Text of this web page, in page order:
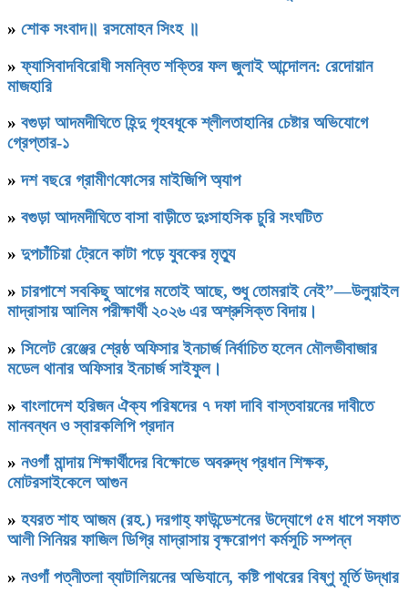
» শোক সংবাদ॥ রসমোহন সিংহ ॥
»ফ্যাসিবাদবিরোধী সমন্বিত শক্তির ফল জুলাই আন্দোলন: রেদোয়ান
মাজহারি
» বগুড়া আদমদীঘিতে হিন্দু গৃহবধূকে শ্লীলতাহানির চেষ্টার অভিযোগে
গ্রেপ্তার-১
»দশ বছ‌রে গ্রামীণ‌ফো‌সের মাইজিপি অ্যাপ
» বগুড়া আদমদীঘিতে বাসা বাড়ীতে দুঃসাহসিক চুরি সংঘটিত
» দুপচাঁচিয়া ট্রেনে কাটা পড়ে যুবকের মৃত্যু
» চারপাশে সবকিছু আগের মতোই আছে, শুধু তোমরাই নেই”—উলুয়াইল
মাদ্রাসায় আলিম পরীক্ষার্থী ২০২৬ এর অশ্রুসিক্ত বিদায়।
» সিলেট রেঞ্জের শ্রেষ্ঠ অফিসার ইনচার্জ নির্বাচিত হলেন মৌলভীবাজার
মডেল থানার অফিসার ইনচার্জ সাইফুল।
» বাংলাদেশ হরিজন ঐক্য পরিষদের ৭ দফা দাবি বাস্তবায়নের দাবীতে
মানবন্ধন ও স্বারকলিপি প্রদান
» নওগাঁ মান্দায় শিক্ষার্থীদের বিক্ষোভে অবরুদ্ধ প্রধান শিক্ষক,
মোটরসাইকেলে আগুন
» হযরত শাহ আজম (রহ.) দরগাহ্ ফাউন্ডেশনের উদ্যোগে ৫ম ধাপে সফাত
আলী সিনিয়র ফাজিল ডিগ্রি মাদ্রাসায় বৃক্ষরোপণ কর্মসূচি সম্পন্ন
» নওগাঁ পত্নীতলা ব্যাটালিয়নের অভিযানে, কষ্টি পাথরের বিষ্ণু মূর্তি উদ্ধার